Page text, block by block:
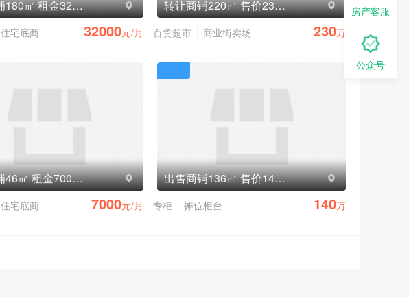
出租商铺180㎡ 租金32000元/月
住宅底商 32000元/月
转让商铺220㎡ 售价230万元
百货超市 商业街卖场 230万
出租商铺46㎡ 租金7000元/月
住宅底商 7000元/月
出售商铺136㎡ 售价140万元
专柜 摊位柜台 140万
房产客服
公众号